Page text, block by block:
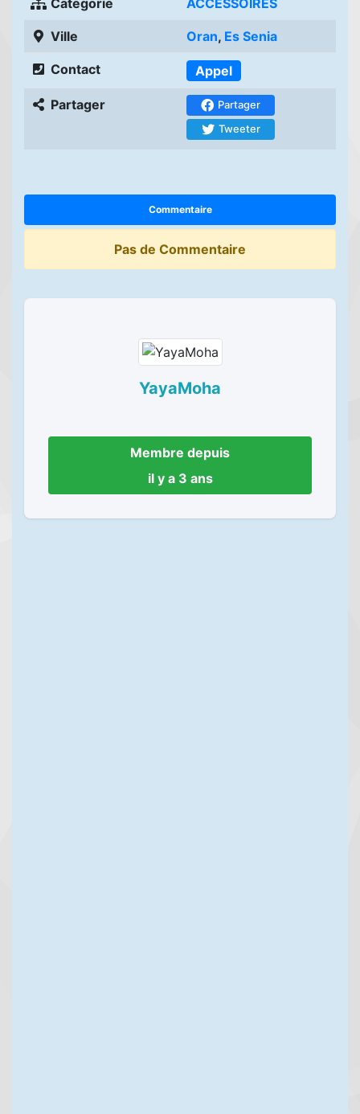
Categorie ACCESSOIRES
Ville Oran, Es Senia
Contact Appel
Partager
Partager
Tweeter
Commentaire
Pas de Commentaire
YayaMoha
Membre depuis
il y a 3 ans